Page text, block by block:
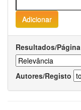
Resultados/Página
Autores/Registo